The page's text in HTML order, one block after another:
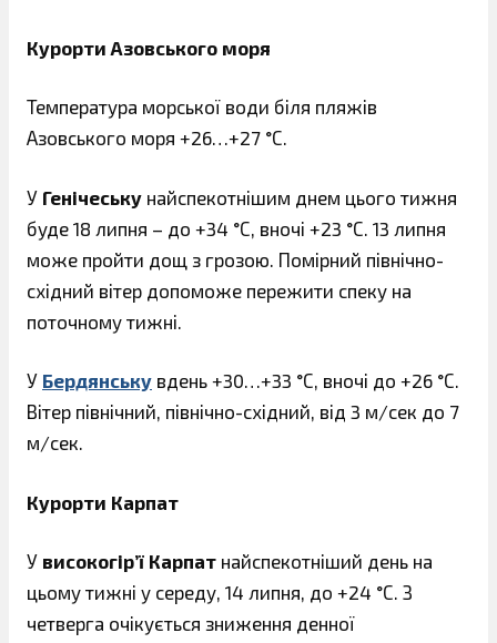
Курорти Азовського моря
Температура морської води біля пляжів
Азовського моря +26…+27 °С.
У Генічеську найспекотнішим днем ​​цього тижня
буде 18 липня – до +34 °С, вночі +23 °С. 13 липня
може пройти дощ з грозою. Помірний північно-
східний вітер допоможе пережити спеку на
поточному тижні.
У Бердянську вдень +30…+33 °С, вночі до +26 °С.
Вітер північний, північно-східний, від 3 м/сек до 7
м/сек.
Курорти Карпат
У високогір’ї Карпат найспекотніший день на
цьому тижні у середу, 14 липня, до +24 °С. З
четверга очікується зниження денної